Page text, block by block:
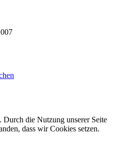
Durch die Nutzung unserer Seite
dass wir Cookies setzen.